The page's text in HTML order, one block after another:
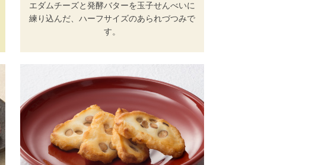
エダムチーズと発酵バターを玉子せんべいに
練り込んだ、ハーフサイズのあられづつみで
す。